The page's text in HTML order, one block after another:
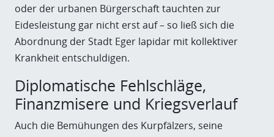
oder der urbanen Bürgerschaft tauchten zur
Eidesleistung gar nicht erst auf – so ließ sich die
Abordnung der Stadt Eger lapidar mit kollektiver
Krankheit entschuldigen.
Diplomatische Fehlschläge,
Finanzmisere und Kriegsverlauf
Auch die Bemühungen des Kurpfälzers, seine